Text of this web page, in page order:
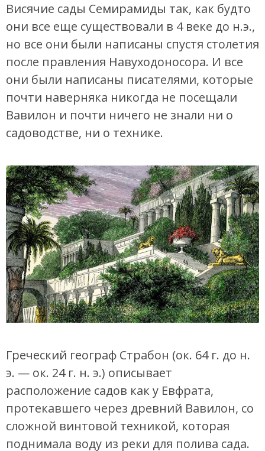
Висячие сады Семирамиды так, как будто
они все еще существовали в 4 веке до н.э.,
но все они были написаны спустя столетия
после правления Навуходоносора. И все
они были написаны писателями, которые
почти наверняка никогда не посещали
Вавилон и почти ничего не знали ни о
садоводстве, ни о технике.
Греческий географ Страбон (ок. 64 г. до н.
э. — ок. 24 г. н. э.) описывает
расположение садов как у Евфрата,
протекавшего через древний Вавилон, со
сложной винтовой техникой, которая
поднимала воду из реки для полива сада.